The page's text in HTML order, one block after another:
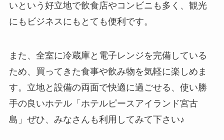
いという好立地で飲食店やコンビニも多く、観光
にもビジネスにもとても便利です。
また、全室に冷蔵庫と電子レンジを完備している
ため、買ってきた食事や飲み物を気軽に楽しめま
す。立地と設備の両面で快適に過ごせる、使い勝
手の良いホテル「ホテルピースアイランド宮古
島」ぜひ、みなさんも利用してみて下さい♪